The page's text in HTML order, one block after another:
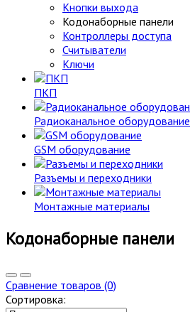
Кнопки выхода
Кодонаборные панели
Контроллеры доступа
Считыватели
Ключи
ПКП
Радиоканальное оборудование
GSM оборудование
Разъемы и переходники
Монтажные материалы
Кодонаборные панели
Сравнение товаров (0)
Сортировка: